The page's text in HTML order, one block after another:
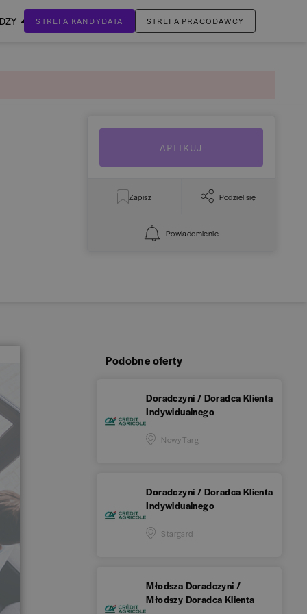
STREFA KANDYDATA STREFA PRACODAWCY
APLIKUJ
Zapisz Podziel się
Powiadomienie
Podobne oferty
Doradczyni / Doradca Klienta
Indywidualnego
Nowy Targ
Doradczyni / Doradca Klienta
Indywidualnego
Stargard
Młodsza Doradczyni /
Młodszy Doradca Klienta